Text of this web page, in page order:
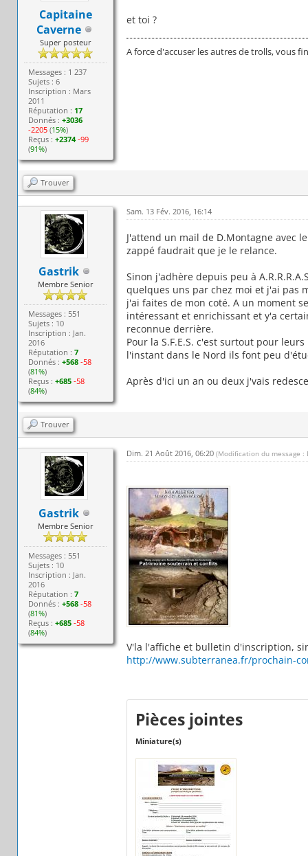
Capitaine
Caverne
Super posteur
Messages : 1 237
Sujets : 6
Inscription : Mars
2011
Réputation : 17
Donnés :+3036
-2205 (15%)
Reçus :+2374 -99
(91%)
et toi ?
A force d'accuser les autres de trolls, vous
Trouver
Gastrik
Membre Senior
Messages : 551
Sujets : 10
Inscription : Jan.
2016
Réputation :7
Donnés :+568 -58
(81%)
Reçus :+685 -58
(84%)
Sam. 13 Fév. 2016, 16:14
J'attend un mail de D.Montagne avec
zappé faudrait que je le relance.
Sinon j'adhère depuis peu à
quelques uns par chez moi et j'ai pas
j'ai faites de mon coté. A un moment
intéressant et enrichissant et y'a
reconnue derrière.
Pour la S.F.E.S. c'est surtout pour
l'instant dans le Nord ils font peu
Après d'ici un an ou deux j'vais
Trouver
Gastrik
Membre Senior
Messages : 551
Sujets : 10
Inscription : Jan.
2016
Réputation :7
Donnés :+568 -58
(81%)
Reçus :+685 -58
(84%)
Dim. 21 Août 2016, 06:20 (Modification du message
V'la l'affiche et bulletin d'inscription,
http://www.subterranea.fr/prochain-
Pièces jointes
Miniature(s)